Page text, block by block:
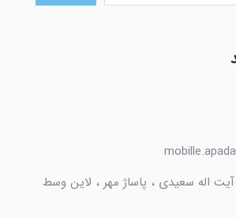
اله سعیدی ، پاساژ مهر ، لاین وسط